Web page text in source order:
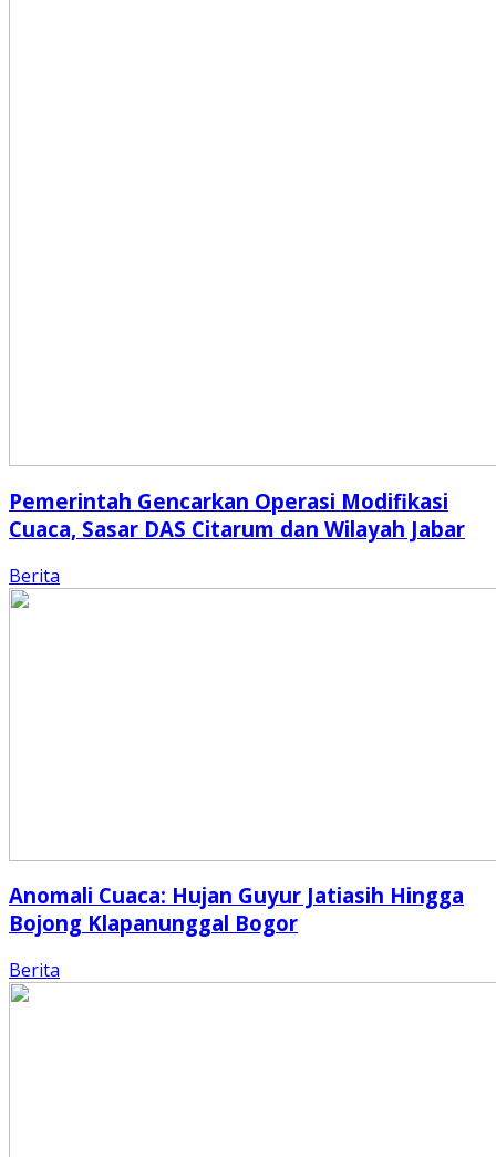
Pemerintah Gencarkan Operasi Modifikasi
Cuaca, Sasar DAS Citarum dan Wilayah Jabar
Berita
Anomali Cuaca: Hujan Guyur Jatiasih Hingga
Bojong Klapanunggal Bogor
Berita